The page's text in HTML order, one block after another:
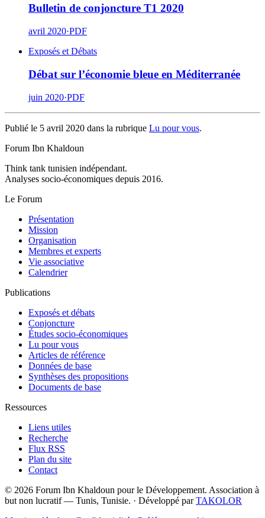
Bulletin de conjoncture T1 2020
avril 2020·PDF
Exposés et Débats
Débat sur l’économie bleue en Méditerranée
juin 2020·PDF
Publié le 5 avril 2020 dans la rubrique Lu pour vous.
Forum Ibn Khaldoun
Think tank tunisien indépendant.
Analyses socio-économiques depuis 2016.
Le Forum
Présentation
Mission
Organisation
Membres et experts
Vie associative
Calendrier
Publications
Exposés et débats
Conjoncture
Études socio-économiques
Lu pour vous
Articles de référence
Données de base
Synthèses des propositions
Documents de base
Ressources
Liens utiles
Recherche
Flux RSS
Plan du site
Contact
© 2026 Forum Ibn Khaldoun pour le Développement. Association à
but non lucratif — Tunis, Tunisie. · Développé parTAKOLOR